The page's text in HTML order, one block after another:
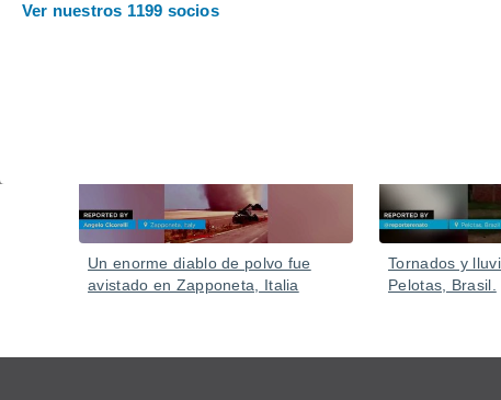
Ver nuestros 1199 socios
Vídeos
Un enorme diablo de polvo fue
avistado en Zapponeta, Italia
Tornados y
Pelotas, Brasil.